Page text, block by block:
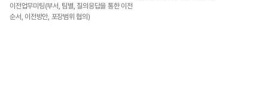
이전업무미팅(부서, 팀별, 질의응답을 통한 이전
순서, 이전방안, 포장범위 협의)